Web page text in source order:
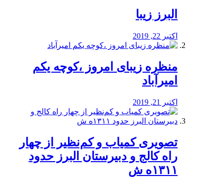
البرز زیبا
اکتبر 22, 2019
منظره‌‌ زیبای امروز ،کوچه یکم
امیرآباد
اکتبر 21, 2019
️تصویری کمیاب و کم‌نظیر از چهار
راه كالج و دبيرستان البرز حدود
۱۳۱۱ه ش